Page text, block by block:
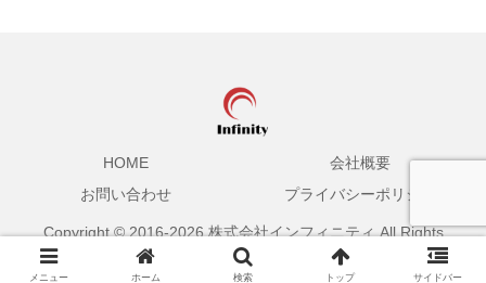
HOME
会社概要
お問い合わせ
プライバシーポリシー
Copyright © 2016-2026 株式会社インフィニティ All Rights
Reserved.
メニュー ホーム 検索 トップ サイドバー